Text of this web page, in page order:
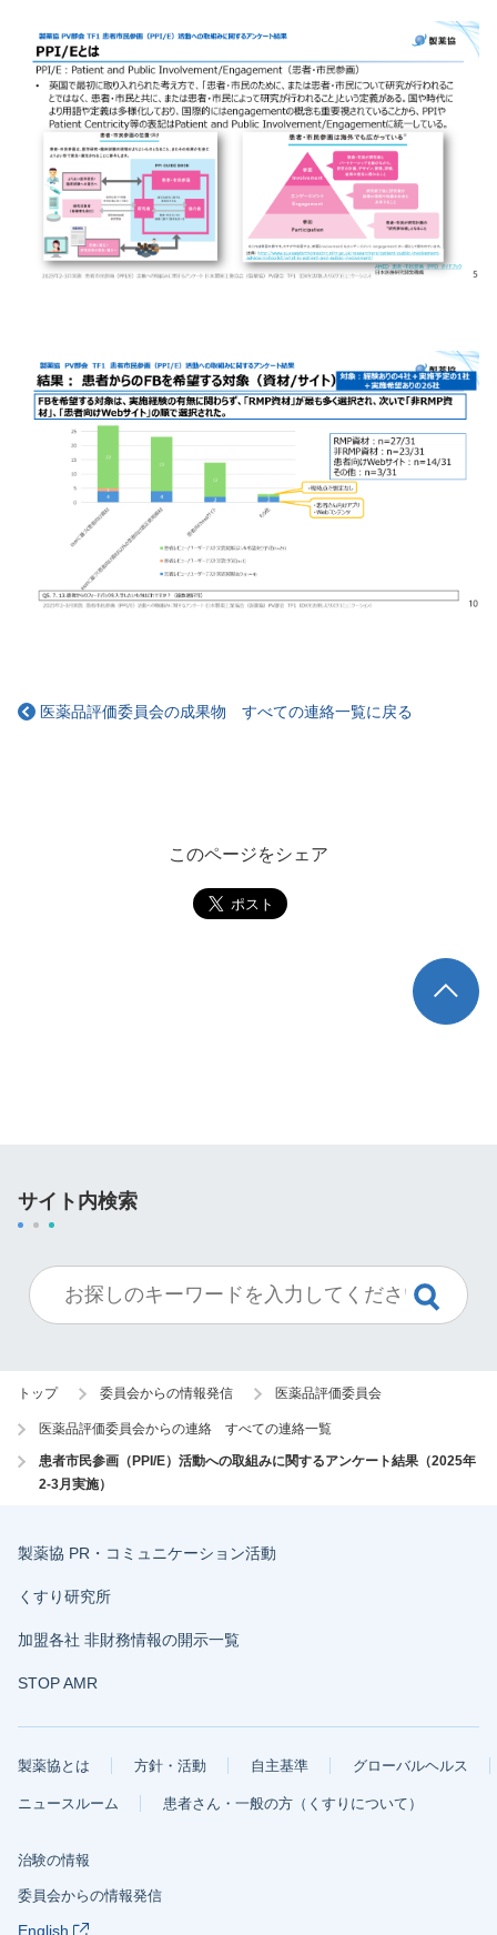
医薬品評価委員会の成果物 すべての連絡一覧に戻る
このページをシェア
TOP
サイト内検索
トップ 委員会からの情報発信 医薬品評価委員会
医薬品評価委員会からの連絡 すべての連絡一覧
患者市民参画（PPI/E）活動への取組みに関するアンケート結果（2025年
2-3月実施）
製薬協 PR・コミュニケーション活動
くすり研究所
加盟各社 非財務情報の開示一覧
STOP AMR
製薬協とは 方針・活動 自主基準 グローバルヘルス
ニュースルーム 患者さん・一般の方（くすりについて）
治験の情報
委員会からの情報発信
English